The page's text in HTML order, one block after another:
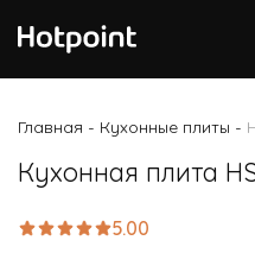
Главная - Кухонные плиты -
Кухонная плита
5.00